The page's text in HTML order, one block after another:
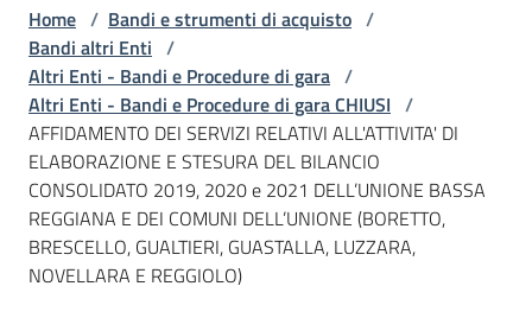
telematici
L'Agenzia
Bandi
e
strumenti
Home / Bandi e strumenti di acquisto /
Bandi altri Enti /
Altri Enti - Bandi e Procedure di gara /
Altri Enti - Bandi e Procedure di gara CHIUSI /
AFFIDAMENTO DEI SERVIZI RELATIVI ALL'ATTIVITA' DI
ELABORAZIONE E STESURA DEL BILANCIO
CONSOLIDATO 2019, 2020 e 2021 DELL’UNIONE BASSA
REGGIANA E DEI COMUNI DELL’UNIONE (BORETTO,
BRESCELLO, GUALTIERI, GUASTALLA, LUZZARA,
NOVELLARA E REGGIOLO)